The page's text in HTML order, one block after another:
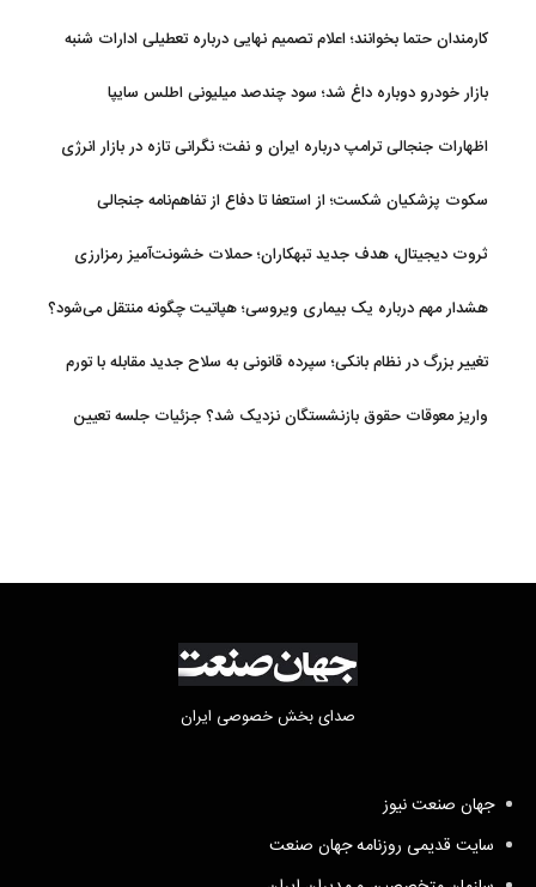
کارمندان حتما بخوانند؛ اعلام تصمیم نهایی درباره تعطیلی ادارات شنبه
بازار خودرو دوباره داغ شد؛ سود چندصد میلیونی اطلس سایپا
اظهارات جنجالی ترامپ درباره ایران و نفت؛ نگرانی تازه در بازار انرژی
سکوت پزشکیان شکست؛ از استعفا تا دفاع از تفاهم‌نامه جنجالی
ثروت دیجیتال، هدف جدید تبهکاران؛ حملات خشونت‌آمیز رمزارزی
هشدار مهم درباره یک بیماری ویروسی؛ هپاتیت چگونه منتقل می‌شود؟
تغییر بزرگ در نظام بانکی؛ سپرده قانونی به سلاح جدید مقابله با تورم
واریز معوقات حقوق بازنشستگان نزدیک شد؟ جزئیات جلسه تعیین
صدای بخش خصوصی ایران
جهان صنعت نیوز
سایت قدیمی روزنامه جهان صنعت